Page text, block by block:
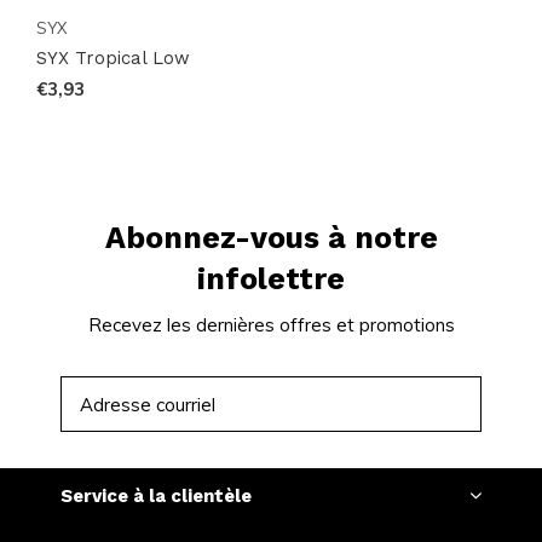
SYX
SYX Tropical Low
€3,93
Abonnez-vous à notre
infolettre
Recevez les dernières offres et promotions
Service à la clientèle